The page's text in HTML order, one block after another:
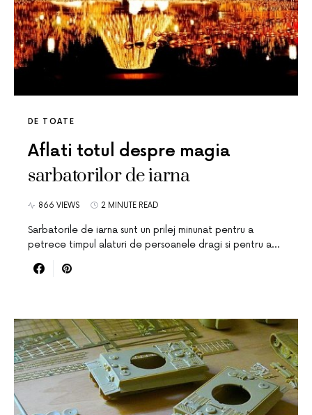
DE TOATE
Aflati totul despre magia
sarbatorilor de iarna
866 VIEWS 2 MINUTE READ
Sarbatorile de iarna sunt un prilej minunat pentru a
petrece timpul alaturi de persoanele dragi si pentru a…